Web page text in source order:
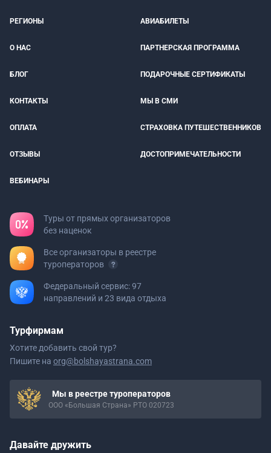
РЕГИОНЫ АВИАБИЛЕТЫ
О НАС ПАРТНЕРСКАЯ ПРОГРАММА
БЛОГ ПОДАРОЧНЫЕ СЕРТИФИКАТЫ
КОНТАКТЫ МЫ В СМИ
ОПЛАТА СТРАХОВКА ПУТЕШЕСТВЕННИКОВ
ОТЗЫВЫ ДОСТОПРИМЕЧАТЕЛЬНОСТИ
ВЕБИНАРЫ
Туры от прямых организаторов
без наценок
Все организаторы в реестре
туроператоров
Федеральный сервис: 97
направлений и 23 вида отдыха
Турфирмам
Хотите добавить свой тур?
Пишите на org@bolshayastrana.com
Мы в реестре туроператоров
ООО «Большая Страна» РТО 020723
Давайте дружить